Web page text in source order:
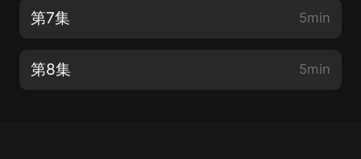
第7集 5min
第8集 5min